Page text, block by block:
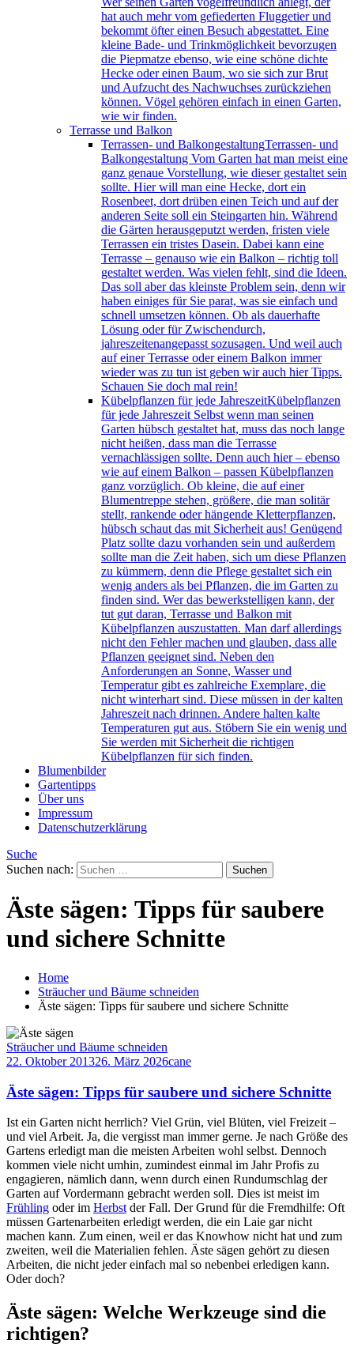
hat auch mehr vom gefiederten Fluggetier und
bekommt öfter einen Besuch abgestattet. Eine
kleine Bade- und Trinkmöglichkeit bevorzugen
die Piepmatze ebenso, wie eine schöne dichte
Hecke oder einen Baum, wo sie sich zur Brut
und Aufzucht des Nachwuchses zurückziehen
können. Vögel gehören einfach in einen Garten,
wie wir finden.
Terrasse und Balkon
Terrassen- und BalkongestaltungTerrassen- und
Balkongestaltung Vom Garten hat man meist eine
ganz genaue Vorstellung, wie dieser gestaltet sein
sollte. Hier will man eine Hecke, dort ein
Rosenbeet, dort drüben einen Teich und auf der
anderen Seite soll ein Steingarten hin. Während
die Gärten herausgeputzt werden, fristen viele
Terrassen ein tristes Dasein. Dabei kann eine
Terrasse – genauso wie ein Balkon – richtig toll
gestaltet werden. Was vielen fehlt, sind die Ideen.
Das soll aber das kleinste Problem sein, denn wir
haben einiges für Sie parat, was sie einfach und
schnell umsetzen können. Ob als dauerhafte
Lösung oder für Zwischendurch,
jahreszeitenangepasst sozusagen. Und weil auch
auf einer Terrasse oder einem Balkon immer
wieder was zu tun ist geben wir auch hier Tipps.
Schauen Sie doch mal rein!
Kübelpflanzen für jede JahreszeitKübelpflanzen
für jede Jahreszeit Selbst wenn man seinen
Garten hübsch gestaltet hat, muss das noch lange
nicht heißen, dass man die Terrasse
vernachlässigen sollte. Denn auch hier – ebenso
wie auf einem Balkon – passen Kübelpflanzen
ganz vorzüglich. Ob kleine, die auf einer
Blumentreppe stehen, größere, die man solitär
stellt, rankende oder hängende Kletterpflanzen,
hübsch schaut das mit Sicherheit aus! Genügend
Platz sollte dazu vorhanden sein und außerdem
sollte man die Zeit haben, sich um diese Pflanzen
zu kümmern, denn die Pflege gestaltet sich ein
wenig anders als bei Pflanzen, die im Garten zu
finden sind. Wer das bewerkstelligen kann, der
tut gut daran, Terrasse und Balkon mit
Kübelpflanzen auszustatten. Man darf allerdings
nicht den Fehler machen und glauben, dass alle
Pflanzen geeignet sind. Neben den
Anforderungen an Sonne, Wasser und
Temperatur gibt es zahlreiche Exemplare, die
nicht winterhart sind. Diese müssen in der kalten
Jahreszeit nach drinnen. Andere halten kalte
Temperaturen gut aus. Stöbern Sie ein wenig und
Sie werden mit Sicherheit die richtigen
Kübelpflanzen für sich finden.
Blumenbilder
Gartentipps
Über uns
Impressum
Datenschutzerklärung
Suche
Suchen nach:
Äste sägen: Tipps für saubere
und sichere Schnitte
Home
Sträucher und Bäume schneiden
Äste sägen: Tipps für saubere und sichere Schnitte
Sträucher und Bäume schneiden
22. Oktober 201326. März 2026cane
Äste sägen: Tipps für saubere und sichere Schnitte
Ist ein Garten nicht herrlich? Viel Grün, viel Blüten, viel Freizeit –
und viel Arbeit. Ja, die vergisst man immer gerne. Je nach Größe des
Gartens erledigt man die meisten Arbeiten wohl selbst. Dennoch
kommen viele nicht umhin, zumindest einmal im Jahr Profis zu
engagieren, nämlich dann, wenn durch einen Rundumschlag der
Garten auf Vordermann gebracht werden soll. Dies ist meist im
Frühling oder im Herbst der Fall. Der Grund für die Fremdhilfe: Oft
müssen Gartenarbeiten erledigt werden, die ein Laie gar nicht
machen kann. Zum einen, weil er das Knowhow nicht hat und zum
zweiten, weil die Materialien fehlen. Äste sägen gehört zu diesen
Arbeiten, die nicht jeder einfach mal so nebenbei erledigen kann.
Oder doch?
Äste sägen: Welche Werkzeuge sind die
richtigen?